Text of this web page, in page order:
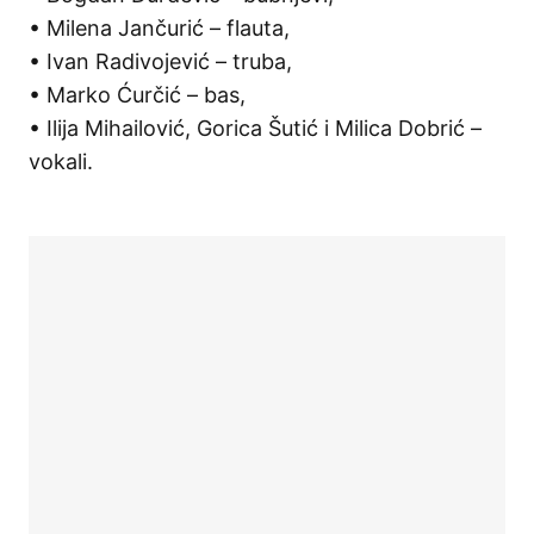
• Milena Jančurić – flauta,
• Ivan Radivojević – truba,
• Marko Ćurčić – bas,
• Ilija Mihailović, Gorica Šutić i Milica Dobrić –
vokali.